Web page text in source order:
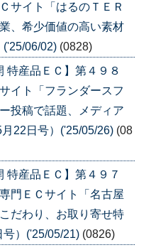
サイト「はるのＴＥＲ
、希少価値の高い素材
('25/06/02) (0828)
特産品ＥＣ】第４９８
イト「フランダースフ
投稿で話題、メディア
22日号）('25/05/26) (08
特産品ＥＣ】第４９７
門ＥＣサイト「名古屋
だわり、お取り寄せ特
）('25/05/21) (0826)